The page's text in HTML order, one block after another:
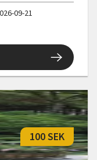
09-21
100 SEK